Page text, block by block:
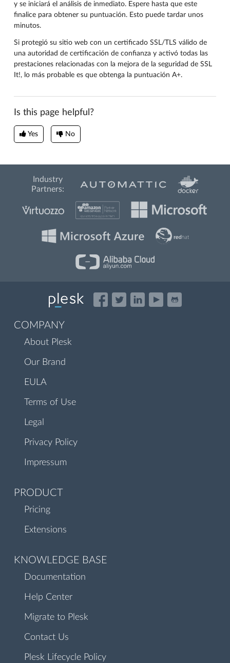
y se iniciará el análisis de inmediato. Espere hasta que este
finalice para obtener su puntuación. Esto puede tardar unos
minutos.
Si protegió su sitio web con un certificado SSL/TLS válido de
una autoridad de certificación de confianza y activó todas las
prestaciones relacionadas con la mejora de la seguridad de SSL
It!, lo más probable es que obtenga la puntuación A+.
Is this page helpful?
Yes No
Industry
Partners:
COMPANY
About Plesk
Our Brand
EULA
Terms of Use
Legal
Privacy Policy
Impressum
PRODUCT
Pricing
Extensions
KNOWLEDGE BASE
Documentation
Help Center
Migrate to Plesk
Contact Us
Plesk Lifecycle Policy